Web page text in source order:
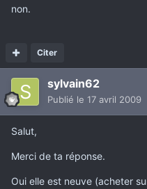
non.
Citer
sylvain62
Publié le 17 avril 2009
Salut,
Merci de ta réponse.
Oui elle est neuve (acheter